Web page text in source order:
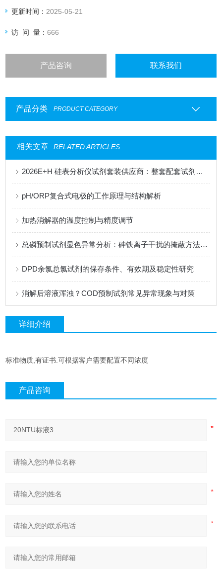
更新时间： 2025-05-21
访 问 量：666
产品咨询 联系我们
产品分类 PRODUCT CATEGORY
相关文章 RELATED ARTICLES
2026E+H 硅表分析仪试剂套装供应商：整套配套试剂，适配电厂在线监测场景
pH/ORP复合式电极的工作原理与结构解析
加热消解器的温度控制与精度调节
总磷预制试剂显色异常分析：砷铁离子干扰的掩蔽方法与质控样验证
DPD余氯总氯试剂的保存条件、有效期及稳定性研究
消解后溶液浑浊？COD预制试剂常见异常现象与对策
详细介绍
标准物质,有证书.可根据客户需要配置不同浓度
产品咨询